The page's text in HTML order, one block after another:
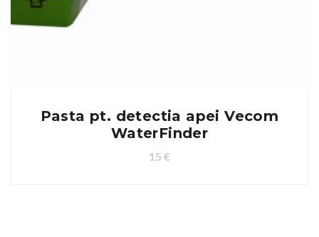
Pasta pt. detectia apei Vecom
WaterFinder
15 €